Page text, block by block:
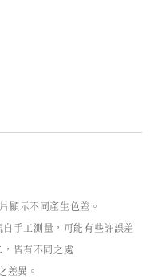
顯示不同產生色差。
手工測量，可能有些許誤差
皆有不同之處
差異。